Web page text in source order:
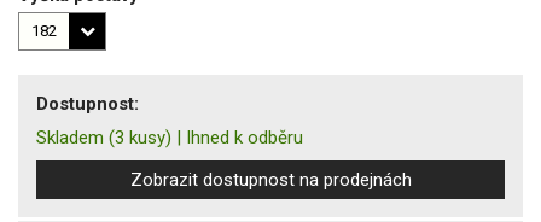
Dostupnost:
Skladem (3 kusy) | Ihned k odběru
Zobrazit dostupnost na prodejnách